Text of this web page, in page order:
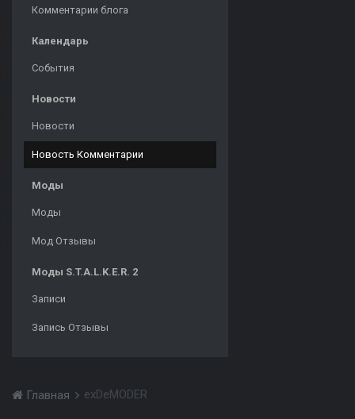
Комментарии блога
Календарь
События
Новости
Новости
Новость Комментарии
Моды
Моды
Мод Отзывы
Моды S.T.A.L.K.E.R. 2
Записи
Запись Отзывы
Главная exDeMODER